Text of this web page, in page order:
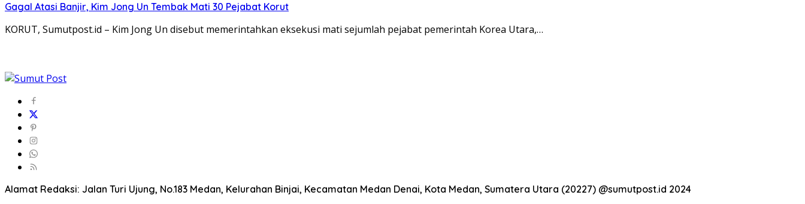
Gagal Atasi Banjir, Kim Jong Un Tembak Mati 30 Pejabat Korut
KORUT, Sumutpost.id – Kim Jong Un disebut memerintahkan eksekusi mati sejumlah pejabat pemerintah Korea Utara,…
Alamat Redaksi: Jalan Turi Ujung, No.183 Medan, Kelurahan Binjai, Kecamatan Medan Denai, Kota Medan, Sumatera Utara (20227) @sumutpost.id 2024